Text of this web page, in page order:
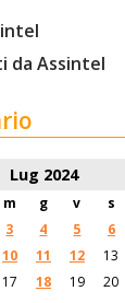
da Assintel
Lug 2024
m g v s
3 4 5 6
10 11 12 13
17 18 19 20